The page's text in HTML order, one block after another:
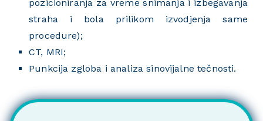
pozicioniranja za vreme snimanja i izbegavanja
straha i bola prilikom izvodjenja same
procedure);
CT, MRI;
Punkcija zgloba i analiza sinovijalne tečnosti.